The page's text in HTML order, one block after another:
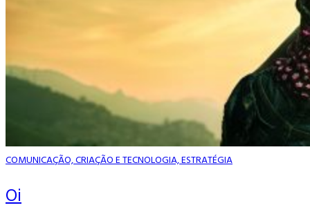
COMUNICAÇÃO, CRIAÇÃO E TECNOLOGIA, ESTRATÉGIA
Oi